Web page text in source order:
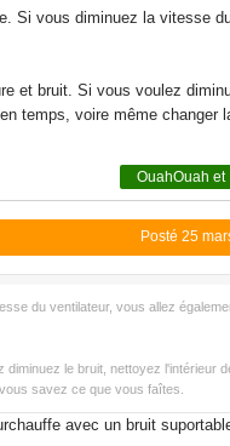
Si vous diminuez la vitesse
et bruit. Si vous voulez
temps, voire même changer
OuahOuah et
Posté 25
du ventilateur, vous allez
le bruit, nettoyez l'intérieur
savez ce que vous faîtes.
avec un bruit